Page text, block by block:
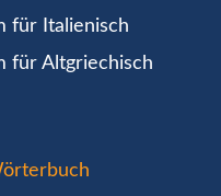
für Italienisch
für Altgriechisch